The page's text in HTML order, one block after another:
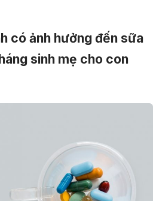
có ảnh hưởng đến sữa
sinh mẹ cho con